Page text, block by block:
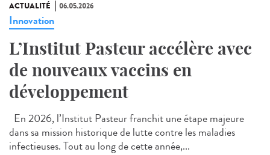
ACTUALITÉ 06.05.2026
Innovation
L’Institut Pasteur accélère avec
de nouveaux vaccins en
développement
En 2026, l’Institut Pasteur franchit une étape majeure
dans sa mission historique de lutte contre les maladies
infectieuses. Tout au long de cette année,...